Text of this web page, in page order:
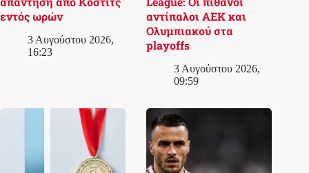
εντός ωρών
3 Αυγούστου 2026,
16:23
αντίπαλοι ΑΕΚ και
Ολυμπιακού στα
playoffs
3 Αυγούστου 2026,
09:59